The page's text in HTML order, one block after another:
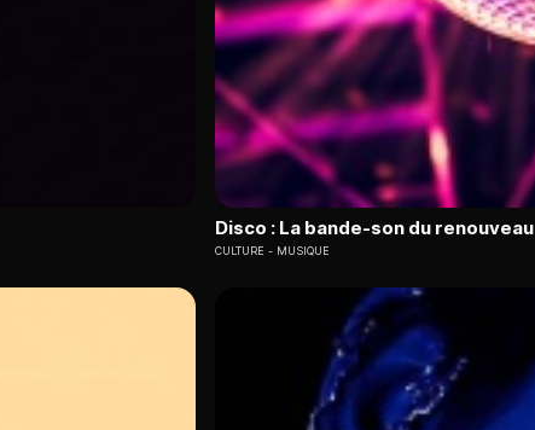
Disco : La bande-son du renouveau
CULTURE MUSIQUE